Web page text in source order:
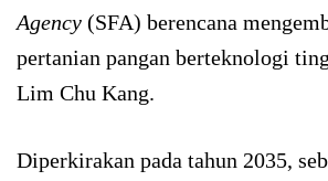
Agency (SFA) berencana
pertanian pangan berteknologi
Lim Chu Kang.
Diperkirakan pada tahun 2035,